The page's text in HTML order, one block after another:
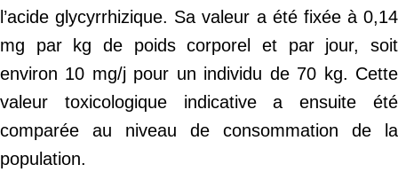
l’acide glycyrrhizique. Sa valeur a été fixée à 0,14
mg par kg de poids corporel et par jour, soit
environ 10 mg/j pour un individu de 70 kg. Cette
valeur toxicologique indicative a ensuite été
comparée au niveau de consommation de la
population.